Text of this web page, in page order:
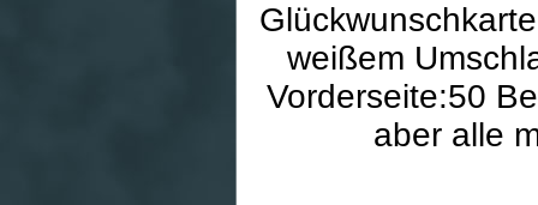
weißem
Vorderseite:50
aber alle